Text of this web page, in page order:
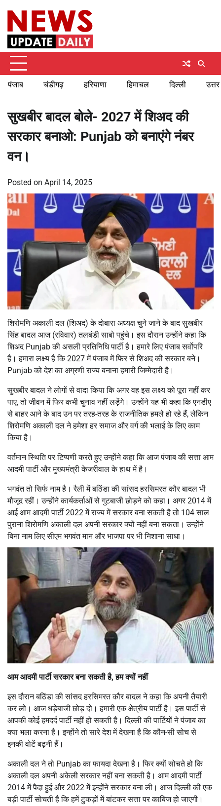
content
पंजाब चंडीगढ़ हरियाणा हिमाचल दिल्ली
सुखबीर बादल बोले- 2027 में शिअद की
सरकार बनाओ: Punjab को बनाएंगे नंबर
वन।
Posted on April 14, 2025
शिरोमणि अकाली दल (शिअद) के दोबारा अध्यक्ष चुने जाने के बाद सुखबीर
सिंह बादल आज (रविवार) तलबंडी साबो पहुंचे। इस दौरान उन्होंने कहा कि
शिअद Punjab की असली प्रतिनिधि पार्टी है। हमारे लिए पंजाब सर्वोपरि
है। हमारा लक्ष्य है कि 2027 में पंजाब में फिर से शिअद की सरकार बने।
Punjab को देश का अग्रणी राज्य बनाना हमारी जिम्मेदारी है।
सुखबीर बादल ने लोगों से वादा किया कि अगर वह इस लक्ष्य को पूरा नहीं कर
पाए, तो जीवन में फिर कभी चुनाव नहीं लड़ेंगे। उन्होंने यह भी कहा कि एनडीए
से बाहर आने के बाद उन पर तरह-तरह के राजनीतिक हमले हो रहे हैं, लेकिन
शिरोमणि अकाली दल ने हमेशा हर समाज और वर्ग की भलाई के लिए काम
किया है।
वर्तमान स्थिति पर टिप्पणी करते हुए उन्होंने कहा कि आज पंजाब की सत्ता आम
आदमी पार्टी और मुख्यमंत्री केजरीवाल के हाथ में है।
भगवंत तो सिर्फ नाम है। रैली में बठिंडा की सांसद हरसिमरत कौर बादल भी
मौजूद रहीं। उन्होंने कार्यकर्ताओं से गुटबाजी छोड़ने को कहा। अगर 2014 में
आई आम आदमी पार्टी 2022 में राज्य में सरकार बना सकती है तो 104 साल
पुराना शिरोमणि अकाली दल अपनी सरकार क्यों नहीं बना सकता। उन्होंने
बिना नाम लिए सीएम भगवंत मान और भाजपा पर भी निशाना साधा।
आम आदमी पार्टी सरकार बना सकती है, हम क्यों नहीं
इस दौरान बठिंडा की सांसद हरसिमरत कौर बादल ने कहा कि अपनी तैयारी
कर लो। आज धड़ेबाजी छोड़ दो। हमारी एक क्षेत्रीय पार्टी है। इस पार्टी से
आपकी कोई हमदर्द पार्टी नहीं हो सकती है। दिल्ली की पार्टियों ने पंजाब का
क्या भला करना है। इन्होंने तो सारे देश में देखना है कि कौन-सी सोच से
इनकी वोटें बढ़नी हैं।
अकाली दल ने तो Punjab का फायदा देखना है। फिर क्यों सोचते हो कि
अकाली दल अपनी अकेली सरकार नहीं बना सकती है। आम आदमी पार्टी
2014 में पैदा हुई और 2022 में इन्होंने सरकार बना ली। आज दिल्ली की एक
बड़ी पार्टी सोचती है कि हमें टुकड़ों में बांटकर सत्ता पर काबिज हो जाएगी।